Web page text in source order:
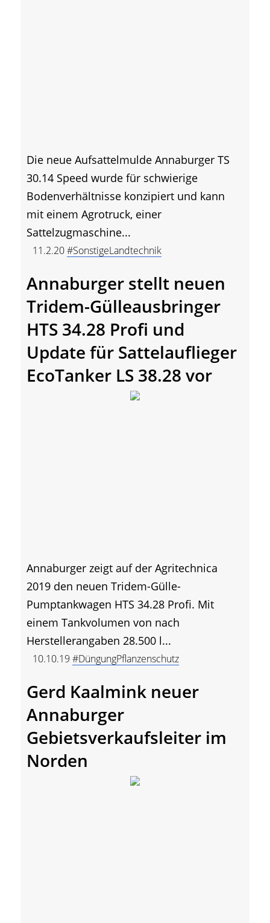
Die neue Aufsattelmulde Annaburger TS
30.14 Speed wurde für schwierige
Bodenverhältnisse konzipiert und kann
mit einem Agrotruck, einer
Sattelzugmaschine...
11.2.20#SonstigeLandtechnik
Annaburger stellt neuen
Tridem-Gülleausbringer
HTS 34.28 Profi und
Update für Sattelauflieger
EcoTanker LS 38.28 vor
Annaburger zeigt auf der Agritechnica
2019 den neuen Tridem-Gülle-
Pumptankwagen HTS 34.28 Profi. Mit
einem Tankvolumen von nach
Herstellerangaben 28.500 l...
10.10.19 #DüngungPflanzenschutz
Gerd Kaalmink neuer
Annaburger
Gebietsverkaufsleiter im
Norden